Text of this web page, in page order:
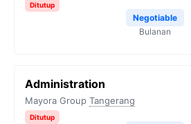
Ditutup
Negotiable
Bulanan
Administration
Mayora Group Tangerang
Ditutup